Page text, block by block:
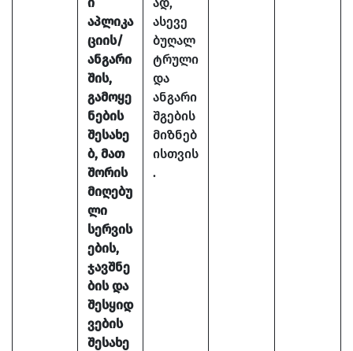
აპლიკა
ციის/
ანგარი
შის,
გამოყე
ნების
შესახე
ბ, მათ
შორის
მიღებუ
ლი
სერვის
ების,
ჯავშნე
ბის და
შესყიდ
ვების
შესახე
ასევე
ბუღალ
ტრული
და
ანგარი
შგების
მიზნებ
ისთვის
.